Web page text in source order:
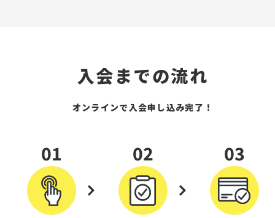
入会までの流れ
オンラインで入会申し込み完了！
01 02 03